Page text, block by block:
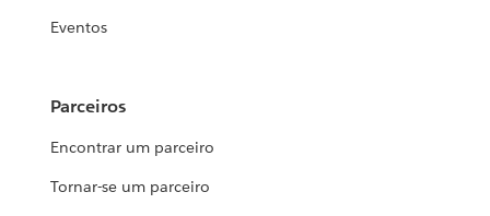
Eventos
Parceiros
Encontrar um parceiro
Tornar-se um parceiro